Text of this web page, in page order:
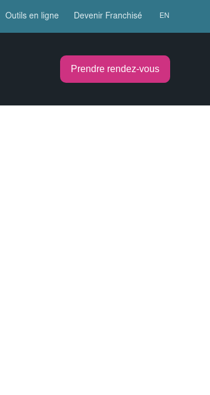
Outils en ligne Devenir Franchisé EN
Prendre rendez-vous